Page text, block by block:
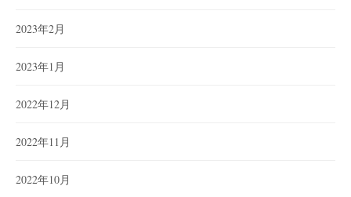
2023年2月
2023年1月
2022年12月
2022年11月
2022年10月